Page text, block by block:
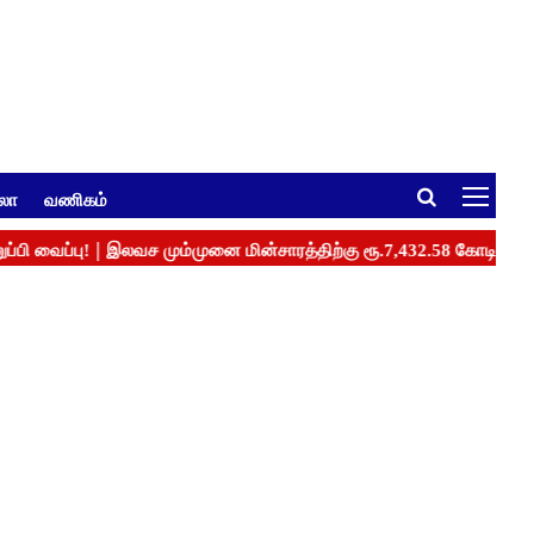
வணிகம்